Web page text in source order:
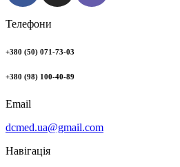
Телефони
+380 (50) 071-73-03
+380 (98) 100-40-89
Email
dcmed.ua@gmail.com
Навігація